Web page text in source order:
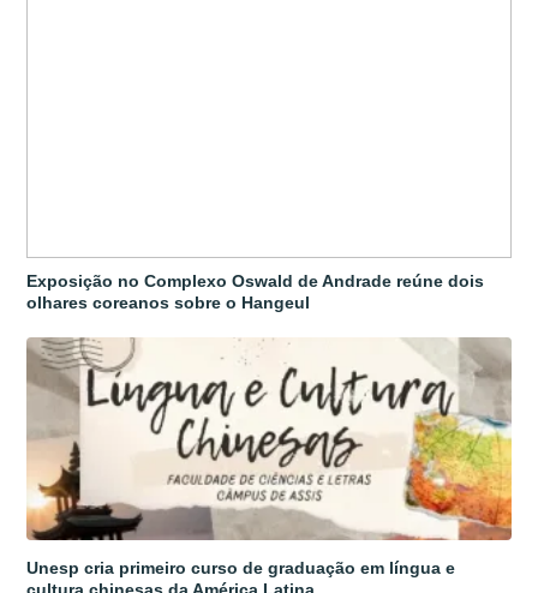
Exposição no Complexo Oswald de Andrade reúne dois
olhares coreanos sobre o Hangeul
Unesp cria primeiro curso de graduação em língua e